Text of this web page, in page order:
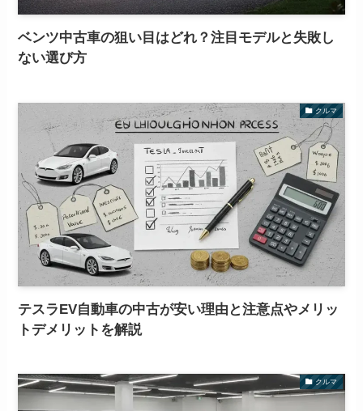
ベンツ中古車の狙い目はどれ？注目モデルと失敗し
ない選び方
クルマ
テスラEV自動車の中古が安い理由と注意点やメリッ
トデメリットを解説
クルマ